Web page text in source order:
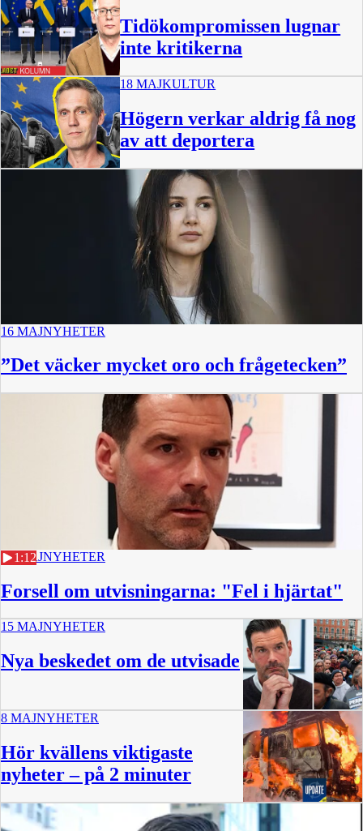
Tidökompromissen lugnar
inte kritikerna
18 MAJKULTUR
Högern verkar aldrig få nog
av att deportera
16 MAJNYHETER
”Det väcker mycket oro och frågetecken”
1:12
15 MAJNYHETER
Forsell om utvisningarna: "Fel i hjärtat"
15 MAJNYHETER
Nya beskedet om de utvisade
8 MAJNYHETER
Hör kvällens viktigaste
nyheter – på 2 minuter
2:40